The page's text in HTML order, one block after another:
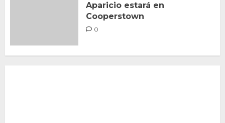
Aparicio estará en
Cooperstown
0